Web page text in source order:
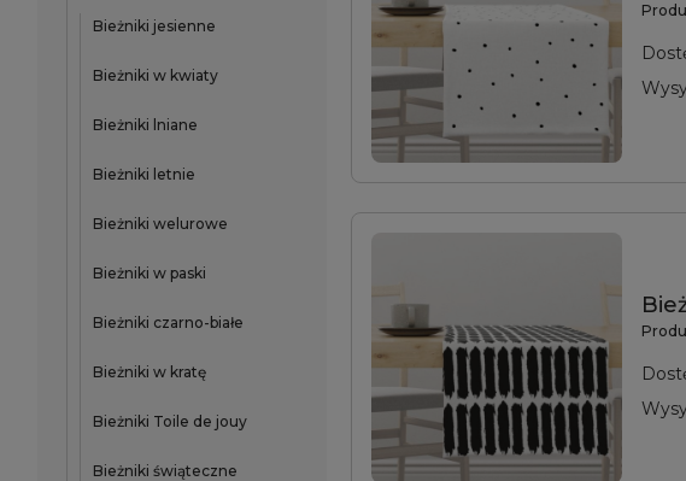
Bieżniki jesienne
Bieżniki w kwiaty
Bieżniki lniane
Bieżniki letnie
Bieżniki welurowe
Bieżniki w paski
Bieżniki czarno-białe
Bieżniki w kratę
Bieżniki Toile de jouy
Bieżniki świąteczne